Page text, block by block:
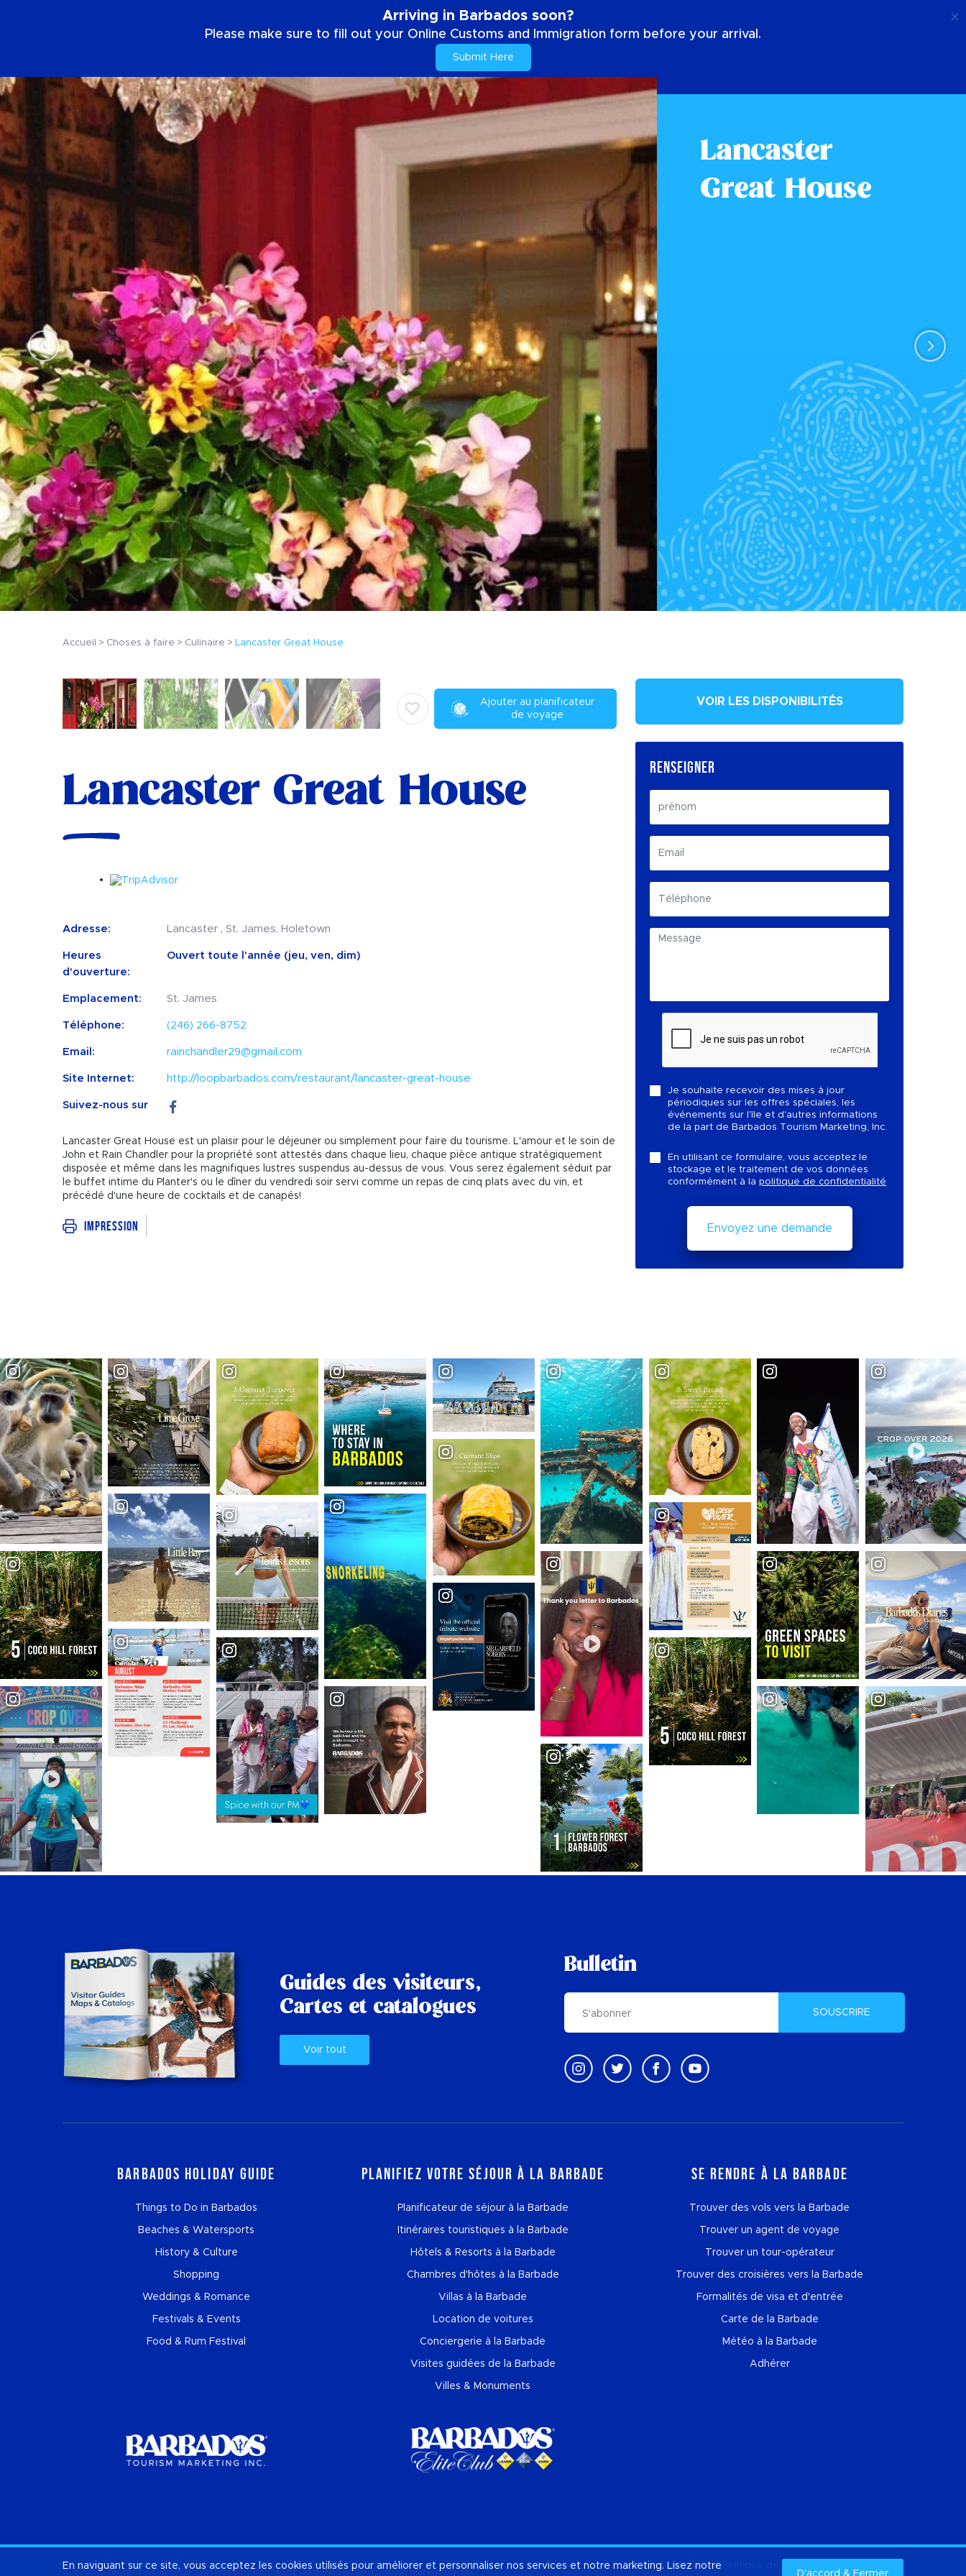
Arriving in Barbados soon?
Please make sure to fill out your Online Customs and Immigration form before your arrival.
Submit Here
Lancaster
Great House
Accueil Choses à faire Culinaire Lancaster Great House
Ajouter au planificateur
de voyage
Lancaster Great House
Adresse: Lancaster , St. James, Holetown
Heures
d'ouverture:
Ouvert toute l'année (jeu, ven, dim)
Emplacement: St. James
Téléphone: (246) 266-8752
Email: rainchandler29@gmail.com
Site Internet: http://loopbarbados.com/restaurant/lancaster-great-house
Suivez-nous sur
Lancaster Great House est un plaisir pour le déjeuner ou simplement pour faire du tourisme. L'amour et le soin de
John et Rain Chandler pour la propriété sont attestés dans chaque lieu, chaque pièce antique stratégiquement
disposée et même dans les magnifiques lustres suspendus au-dessus de vous. Vous serez également séduit par
le buffet intime du Planter's ou le dîner du vendredi soir servi comme un repas de cinq plats avec du vin, et
précédé d'une heure de cocktails et de canapés!
Impression
VOIR LES DISPONIBILITÉS
RENSEIGNER
Je souhaite recevoir des mises à jour
périodiques sur les offres spéciales, les
événements sur l'île et d'autres informations
de la part de Barbados Tourism Marketing, Inc.
En utilisant ce formulaire, vous acceptez le
stockage et le traitement de vos données
conformément à lapolitique de confidentialité
Guides des visiteurs,
Cartes et catalogues
Voir tout
Bulletin
SOUSCRIRE
Barbados Holiday Guide
Things to Do in Barbados
Beaches & Watersports
History & Culture
Shopping
Weddings & Romance
Festivals & Events
Food & Rum Festival
Planifiez votre séjour à la Barbade
Planificateur de séjour à la Barbade
Itinéraires touristiques à la Barbade
Hôtels & Resorts à la Barbade
Chambres d'hôtes à la Barbade
Villas à la Barbade
Location de voitures
Conciergerie à la Barbade
Visites guidées de la Barbade
Villes & Monuments
Se rendre à la Barbade
Trouver des vols vers la Barbade
Trouver un agent de voyage
Trouver un tour-opérateur
Trouver des croisières vers la Barbade
Formalités de visa et d'entrée
Carte de la Barbade
Météo à la Barbade
Adhérer
© 2026 Site Web officiel de DestinationBarbados and Barbados Tourism Marketing, Inc
À propos de nous
En naviguant sur ce site, vous acceptez les cookies utilisés pour améliorer et personnaliser nos services et notre marketing. Lisez notre
D'accord & Fermer